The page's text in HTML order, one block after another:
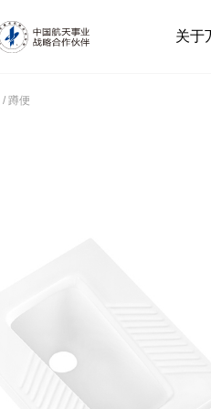
关于
/蹲便